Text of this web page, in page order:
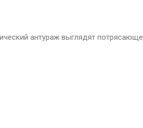
антураж выглядят потрясающе